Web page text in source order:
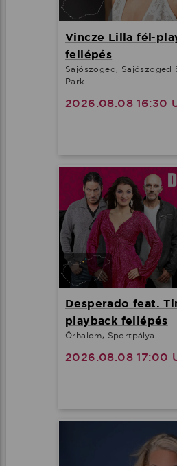
Vincze Lilla fél-
fellépés
Sajószöged, Sajószöged
Park
2026.08.08 16:30
Desperado feat.
playback fellépés
Őrhalom, Sportpálya
2026.08.08 17:00